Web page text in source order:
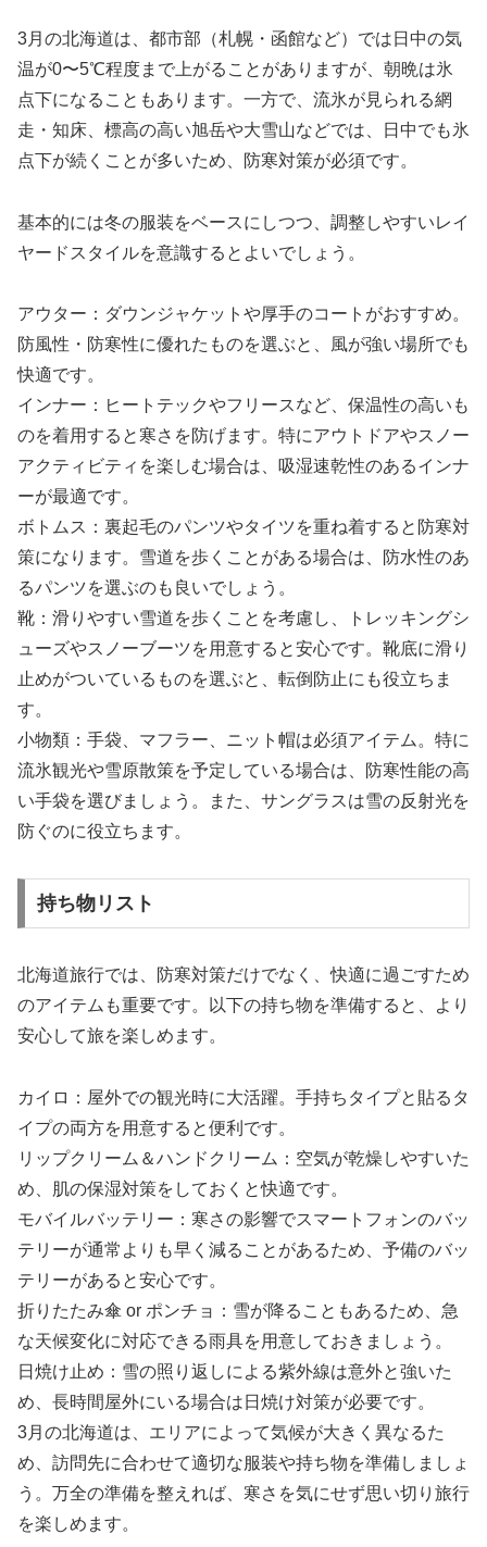
3月の北海道は、都市部（札幌・函館など）では日中の気
温が0〜5℃程度まで上がることがありますが、朝晩は氷
点下になることもあります。一方で、流氷が見られる網
走・知床、標高の高い旭岳や大雪山などでは、日中でも氷
点下が続くことが多いため、防寒対策が必須です。
基本的には冬の服装をベースにしつつ、調整しやすいレイ
ヤードスタイルを意識するとよいでしょう。
アウター：ダウンジャケットや厚手のコートがおすすめ。
防風性・防寒性に優れたものを選ぶと、風が強い場所でも
快適です。
インナー：ヒートテックやフリースなど、保温性の高いも
のを着用すると寒さを防げます。特にアウトドアやスノー
アクティビティを楽しむ場合は、吸湿速乾性のあるインナ
ーが最適です。
ボトムス：裏起毛のパンツやタイツを重ね着すると防寒対
策になります。雪道を歩くことがある場合は、防水性のあ
るパンツを選ぶのも良いでしょう。
靴：滑りやすい雪道を歩くことを考慮し、トレッキングシ
ューズやスノーブーツを用意すると安心です。靴底に滑り
止めがついているものを選ぶと、転倒防止にも役立ちま
す。
小物類：手袋、マフラー、ニット帽は必須アイテム。特に
流氷観光や雪原散策を予定している場合は、防寒性能の高
い手袋を選びましょう。また、サングラスは雪の反射光を
防ぐのに役立ちます。
持ち物リスト
北海道旅行では、防寒対策だけでなく、快適に過ごすため
のアイテムも重要です。以下の持ち物を準備すると、より
安心して旅を楽しめます。
カイロ：屋外での観光時に大活躍。手持ちタイプと貼るタ
イプの両方を用意すると便利です。
リップクリーム＆ハンドクリーム：空気が乾燥しやすいた
め、肌の保湿対策をしておくと快適です。
モバイルバッテリー：寒さの影響でスマートフォンのバッ
テリーが通常よりも早く減ることがあるため、予備のバッ
テリーがあると安心です。
折りたたみ傘 or ポンチョ：雪が降ることもあるため、急
な天候変化に対応できる雨具を用意しておきましょう。
日焼け止め：雪の照り返しによる紫外線は意外と強いた
め、長時間屋外にいる場合は日焼け対策が必要です。
3月の北海道は、エリアによって気候が大きく異なるた
め、訪問先に合わせて適切な服装や持ち物を準備しましょ
う。万全の準備を整えれば、寒さを気にせず思い切り旅行
を楽しめます。